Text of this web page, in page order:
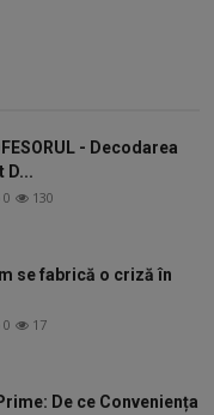
- Decodarea
D...
0 130
se fabrică o criză în
0 17
De ce Conveniența